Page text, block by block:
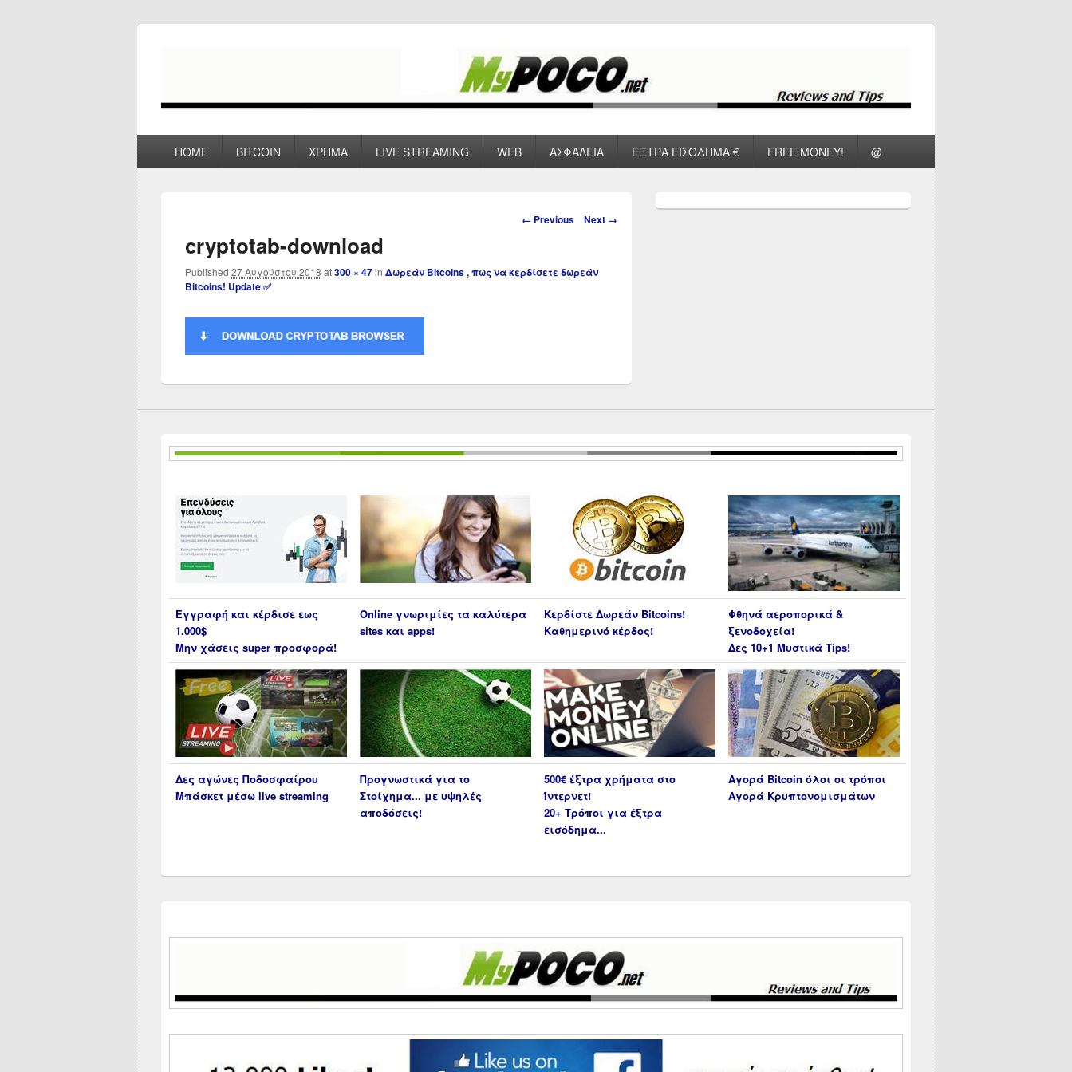
HOME BITCOIN ΧΡΗΜΑ LIVE STREAMING WEB ΑΣΦΑΛΕΙΑ ΕΞΤΡΑ ΕΙΣΟΔΗΜΑ € FREE MONEY! @
Image
← Previous Next →
cryptotab-download
Published 27 Αυγούστου 2018 at300 × 47in Δωρεάν Bitcoins , πως να κερδίσετε δωρεάν
Bitcoins! Update ✅
Sidebar
Εγγραφή και κέρδισε εως
1.000$
Μην χάσεις super προσφορά!
Online γνωριμίες τα καλύτερα
sites και apps!
Κερδίστε Δωρεάν Bitcoins!
Καθημερινό κέρδος!
Φθηνά αεροπορικά &
ξενοδοχεία!
Δες 10+1 Μυστικά Tips!
Δες αγώνες Ποδοσφαίρου
Μπάσκετ μέσω live streaming
Προγνωστικά για το
Στοίχημα... με υψηλές
αποδόσεις!
500€ έξτρα χρήματα στο
Ίντερνετ!
20+ Τρόποι για έξτρα
εισόδημα...
Αγορά Bitcoin όλοι οι τρόποι
Αγορά Κρυπτονομισμάτων